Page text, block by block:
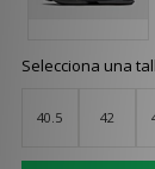
Selecciona una
40.5 42